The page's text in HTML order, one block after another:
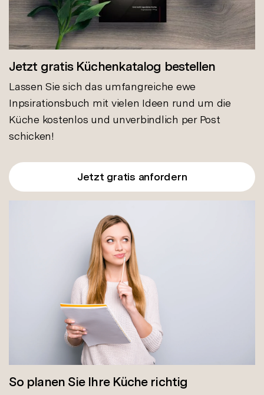
Jetzt gratis Küchenkatalog bestellen
Lassen Sie sich das umfangreiche ewe
Inpsirationsbuch mit vielen Ideen rund um die
Küche kostenlos und unverbindlich per Post
schicken!
Jetzt gratis anfordern
So planen Sie Ihre Küche richtig